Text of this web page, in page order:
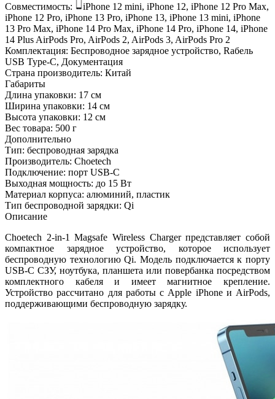
Совместимость:
iPhone 12 mini, iPhone 12, iPhone 12 Pro Max,
iPhone 12 Pro, iPhone 13 Pro, iPhone 13, iPhone 13 mini, iPhone
13 Pro Max, iPhone 14 Pro Max, iPhone 14 Pro, iPhone 14, iPhone
14 Plus AirPods Pro, AirPods 2, AirPods 3, AirPods Pro 2
Комплектация: Беспроводное зарядное устройство, Rабель
USB Type-C, Документация
Страна производитель: Китай
Габариты
Длина упаковки: 17 см
Ширина упаковки: 14 см
Высота упаковки: 12 см
Вес товара: 500 г
Дополнительно
Тип: беспроводная зарядка
Производитель: Choetech
Подключение: порт USB-C
Выходная мощность: до 15 Вт
Материал корпуса: алюминий, пластик
Тип беспроводной зарядки: Qi
Описание
Choetech 2-in-1 Magsafe Wireless Charger представляет собой
компактное зарядное устройство, которое использует
беспроводную технологию Qi. Модель подключается к порту
USB-C СЗУ, ноутбука, планшета или повербанка посредством
комплектного кабеля и имеет магнитное крепление.
Устройство рассчитано для работы с Apple iPhone и AirPods,
поддерживающими беспроводную зарядку.